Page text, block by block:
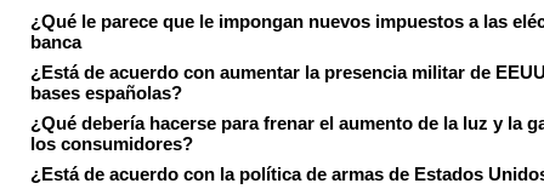
¿Qué le parece que le impongan nuevos impuestos a las
banca
¿Está de acuerdo con aumentar la presencia militar de
bases españolas?
¿Qué debería hacerse para frenar el aumento de la luz y la
los consumidores?
¿Está de acuerdo con la política de armas de Estados